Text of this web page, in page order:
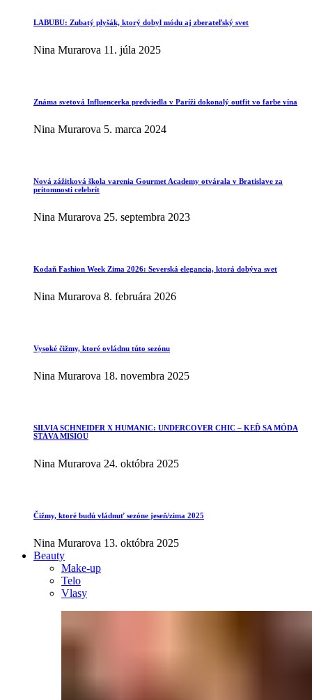
LABUBU: Zubatý plyšák, ktorý dobyl módu aj zberateľský svet
Nina Murarova 11. júla 2025
Známa svetová Influencerka predviedla v Paríži dokonalý outfit vo farbe vína
Nina Murarova 5. marca 2024
Nová zážitková škola varenia Gourmet Academy otvárala v Bratislave za
prítomnosti celebrít
Nina Murarova 25. septembra 2023
Kodaň Fashion Week Zima 2026: Severská elegancia, ktorá dobýva svet
Nina Murarova 8. februára 2026
Vysoké čižmy, ktoré ovládnu túto sezónu
Nina Murarova 18. novembra 2025
SILVIA SCHNEIDER X HUMANIC: UNDERCOVER CHIC – KEĎ SA MÓDA
STÁVA MISIOU
Nina Murarova 24. októbra 2025
Čižmy, ktoré budú vládnuť sezóne jeseň/zima 2025
Nina Murarova 13. októbra 2025
Beauty
Make-up
Telo
Vlasy